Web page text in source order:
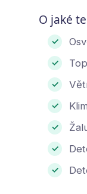
O jaké
✓
✓
✓
✓
✓
✓
✓